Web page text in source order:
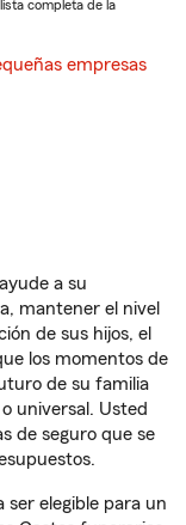
completa de la
empresas
a su
mantener el nivel
de sus hijos, el
los momentos de
de su familia
universal. Usted
de seguro que se
ser elegible para un